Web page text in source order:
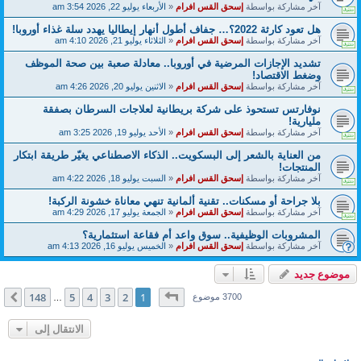
آخر مشاركة بواسطةإسحق القس افرام«الأربعاء يوليو 22, 2026 3:54 am
هل تعود كارثة 2022؟… جفاف أطول أنهار إيطاليا يهدد سلة غذاء أوروبا!
آخر مشاركة بواسطةإسحق القس افرام«الثلاثاء يوليو 21, 2026 4:10 am
تشديد الإجازات المرضية في أوروبا.. معادلة صعبة بين صحة الموظف
وضغط الاقتصاد!
آخر مشاركة بواسطةإسحق القس افرام«الاثنين يوليو 20, 2026 4:26 am
نوفارتس تستحوذ على شركة بريطانية لعلاجات السرطان بصفقة
مليارية!
آخر مشاركة بواسطةإسحق القس افرام«الأحد يوليو 19, 2026 3:25 am
من العناية بالشعر إلى البسكويت.. الذكاء الاصطناعي يغيّر طريقة ابتكار
المنتجات!
آخر مشاركة بواسطةإسحق القس افرام«السبت يوليو 18, 2026 4:22 am
بلا جراحة أو مسكنات.. تقنية ألمانية تنهي معاناة خشونة الركبة!
آخر مشاركة بواسطةإسحق القس افرام«الجمعة يوليو 17, 2026 4:29 am
المشروبات الوظيفية.. سوق واعد أم فقاعة استثمارية؟
آخر مشاركة بواسطةإسحق القس افرام«الخميس يوليو 16, 2026 4:13 am
موضوع جديد
3700 موضوعصفحة1من 148
1
2
3
4
5
148 التالي
الانتقال إلى